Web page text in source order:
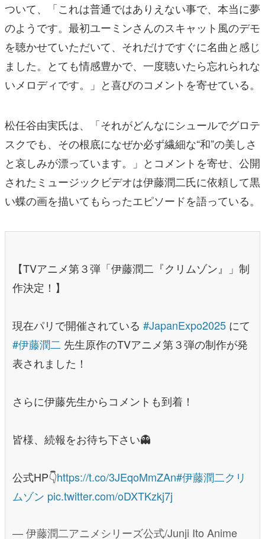
ついて、「これは普通ではありえない事で、本当に夢
のようです。最初ユーミンさんのスキャット風のデモ
を聴かせていただいて、それだけですぐに名曲と感じ
ました。とても情感豊かで、一度聴いたら忘れられな
いメロディです。」と喜びのコメントを寄せている。
松任谷由実氏は、「それがどんなにシュールでグロテ
スクでも、その根底になぜか必ず繊細な“和”の美しさ
と哀しみが漂っています。」とコメントを寄せ、公開
されたミュージックビデオは伊藤潤二氏に依頼して黒
い蝶の画を描いてもらったエピソードを語っている。
【TVアニメ第３弾「伊藤潤二『クリムゾン』」制
作決定！】
現在パリで開催されている #JapanExpo2025 にて
#伊藤潤二 先生原作のTVアニメ第３弾の制作が発
表されました！
さらに伊藤先生からコメントも到着！
皆様、続報をお待ち下さい👻
公式HP👇https://t.co/3JEqoMmZAn#伊藤潤二クリ
ムゾン pic.twitter.com/oDXTKzkj7j
— 伊藤潤二アニメシリーズ公式/Junji Ito Anime